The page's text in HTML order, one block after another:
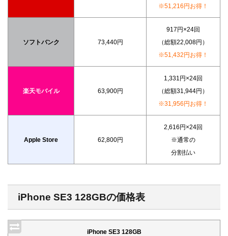
※51,216円お得！
ソフトバンク 73,440円
917円×24回
（総額22,008円）
※51,432円お得！
楽天モバイル 63,900円
1,331円×24回
（総額31,944円）
※31,956円お得！
Apple Store 62,800円
2,616円×24回
※通常の
分割払い
iPhone SE3 128GBの価格表
iPhone SE3 128GB